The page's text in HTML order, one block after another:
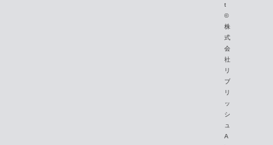
t
©
株
式
会
社
リ
ブ
リ
ッ
シ
ュ
A